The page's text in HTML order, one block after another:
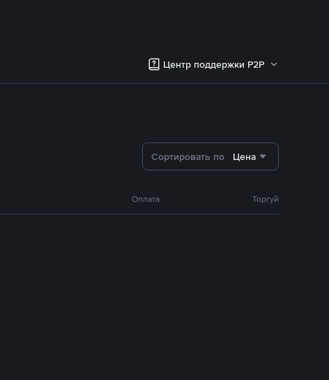
Центр поддержки P2P
Сортировать по Цена
Оплата Торгуй